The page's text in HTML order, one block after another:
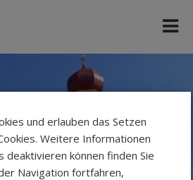
und erlauben das Setzen
Weitere Informationen
deaktivieren können finden Sie
Navigation fortfahren,